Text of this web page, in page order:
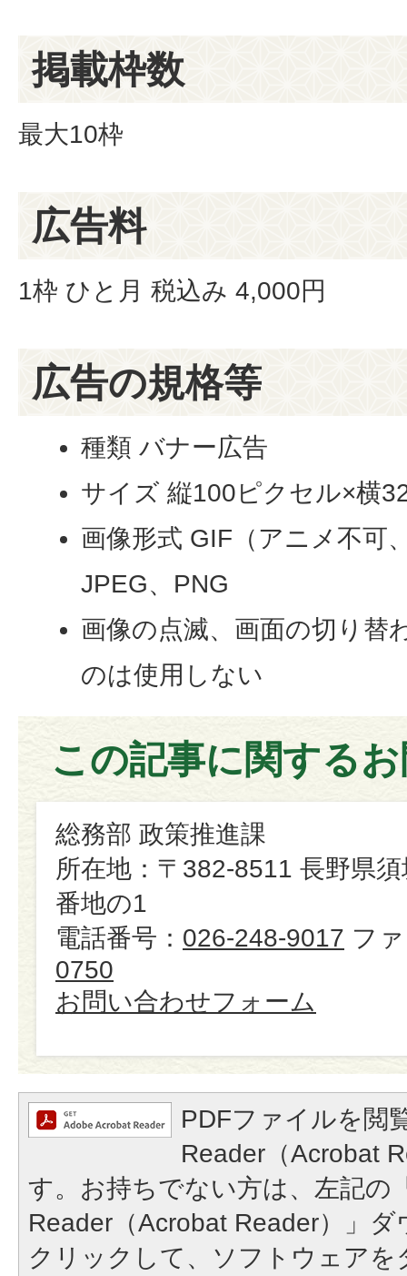
掲載枠数
最大10枠
広告料
1枠 ひと月 税込み 4,000円
広告の規格等
種類 バナー広告
サイズ 縦100ピクセル×横
画像形式 GIF（アニメ不可
JPEG、PNG
画像の点滅、画面の切り替
のは使用しない
この記事に関する
総務部 政策推進課
所在地：〒382-8511 長野県
番地の1
電話番号： 026-248-9017 フ
0750
お問い合わせフォーム
PDFファイルを閲
Reader（Acrobat
す。お持ちでない方は、左記の
Reader（Acrobat Reader）」
クリックして、ソフトウェア